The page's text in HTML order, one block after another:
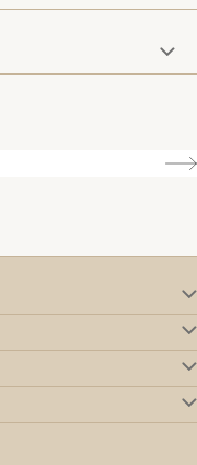
ます。